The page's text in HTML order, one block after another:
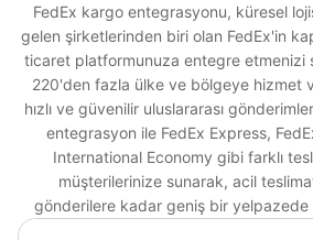
FedEx kargo entegrasyonu, küresel
gelen şirketlerinden biri olan FedEx'in
ticaret platformunuza entegre etmenizi
220'den fazla ülke ve bölgeye hizmet
hızlı ve güvenilir uluslararası
entegrasyon ile FedEx Express,
International Economy gibi farklı
müşterilerinize sunarak, acil
gönderilere kadar geniş bir